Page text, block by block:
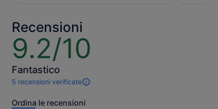
adulto
Recensioni
9.2/10
9.2
su
10
Fantastico
5 recensioni verificate
5
di
Ordina le recensioni